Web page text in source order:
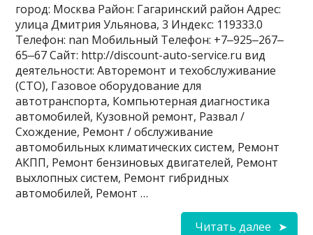
город: Москва Район: Гагаринский район Адрес:
улица Дмитрия Ульянова, 3 Индекс: 119333.0
Телефон: nan Мобильный Телефон: +7‒925‒267‒
65‒67 Сайт: http://discount-auto-service.ru вид
деятельности: Авторемонт и техобслуживание
(СТО), Газовое оборудование для
автотранспорта, Компьютерная диагностика
автомобилей, Кузовной ремонт, Развал /
Схождение, Ремонт / обслуживание
автомобильных климатических систем, Ремонт
АКПП, Ремонт бензиновых двигателей, Ремонт
выхлопных систем, Ремонт гибридных
автомобилей, Ремонт …
Читать далее